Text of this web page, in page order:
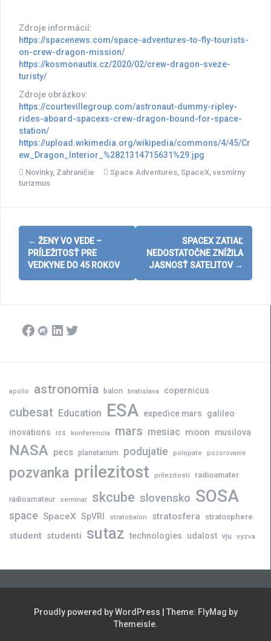
Zdroje informácií:
https://spacenews.com/space-adventures-to-fly-tourists-
on-crew-dragon-mission/
https://kosmonautix.cz/2020/02/crew-dragon-sveze-
turisty/
Zdroje obrázkov:
https://courtevillegroup.com/astronaut-dummy-ripley-
rides-aboard-spacexs-crew-dragon-bound-for-space-
station/
https://upload.wikimedia.org/wikipedia/commons/4/45/Cr
ew_Dragon_Interior_%2821314715631%29.jpg
Novinky, Zahraničie Space Adventures, SpaceX, vesmírny
turizmus
Post
navigation
← ŽENY VO VEDE –
PRÍLEŽITOSŤ PRE
VEDKYNE DO 45 ROKOV
SPACEX ZATIAĽ
NEDOSTATOČNE ZNÍŽILA
JASNOSŤ SATELITOV →
Facebook
Meetup
LinkedIn
Twitter
apollo astronomia balon bratislava copernicus
cubesat Education ESA expedice mars
galileo
inovations iss konferencia mars mesiac moon musilova
NASA pecs planetarium podujatie polopate pozorovanie
pozvanka prilezitost prilezitosti radioamater
radioamateur seminar skcube slovensko SOSA
space SpaceX SpVRI stratobalon stratosfera stratosphere
student studenti sutaz technologies udalost vju vyzva
Proudly powered by WordPress Theme: FlyMag by
Themeisle.